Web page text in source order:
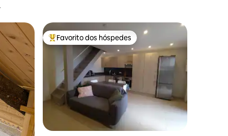
Favoritos dos hóspedes mais apreciados
Favorito dos hóspedes